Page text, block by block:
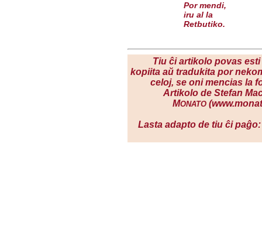
Por mendi,
iru alla
Retbutiko.
Tiu ĉi artikolo povas
kopiita aŭ tradukita por
celoj, se oni mencias la
Artikolo de Stefan
MONATO
Lasta adapto de tiu ĉi paĝo: